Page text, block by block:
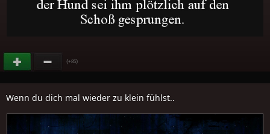
(+85)
Wenn du dich mal wieder zu klein fühlst..